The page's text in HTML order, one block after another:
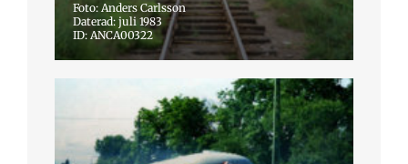
Foto: Anders Carlsson
Daterad: juli 1983
ID: ANCA00322